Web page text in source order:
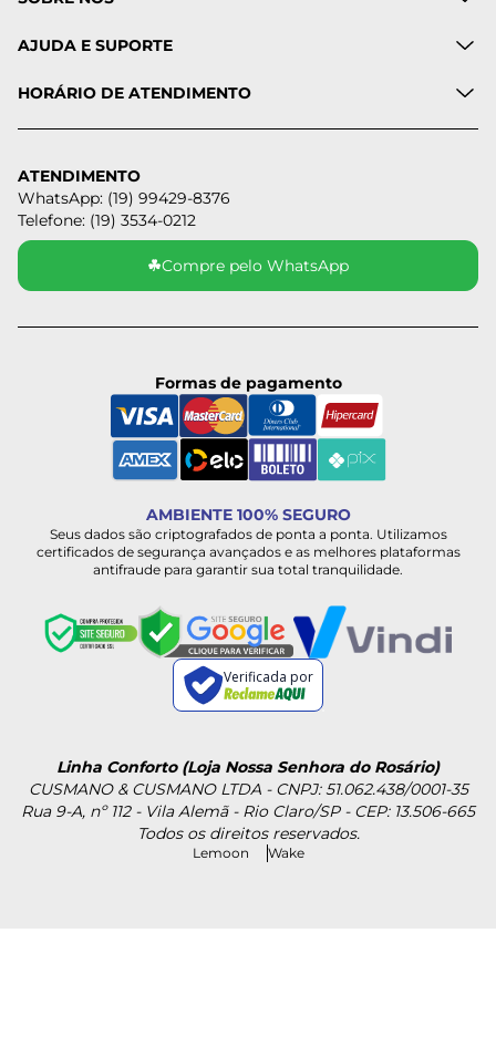
AJUDA E SUPORTE
HORÁRIO DE ATENDIMENTO
ATENDIMENTO
WhatsApp: (19) 99429-8376
Telefone: (19) 3534-0212
☘Compre pelo WhatsApp
Formas de pagamento
AMBIENTE 100% SEGURO
Seus dados são criptografados de ponta a ponta. Utilizamos
certificados de segurança avançados e as melhores plataformas
antifraude para garantir sua total tranquilidade.
Verificada por
Linha Conforto (Loja Nossa Senhora do Rosário)
CUSMANO & CUSMANO LTDA - CNPJ: 51.062.438/0001-35
Rua 9-A, nº 112 - Vila Alemã - Rio Claro/SP - CEP: 13.506-665
Todos os direitos reservados.
Lemoon Wake